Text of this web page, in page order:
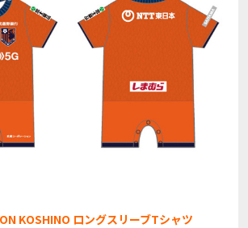
KOSHINO ロングスリーブTシャツ